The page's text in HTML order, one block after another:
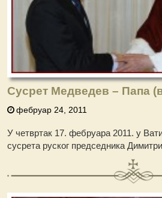
Сусрет Медведев – Папа
фебруар 24, 2011
У четвртак 17. фебруара 2011. у
сусрета руског председника